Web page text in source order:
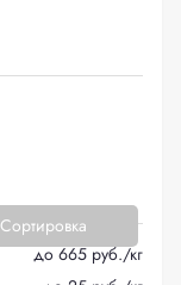
до 665 руб./кг
Сортировка